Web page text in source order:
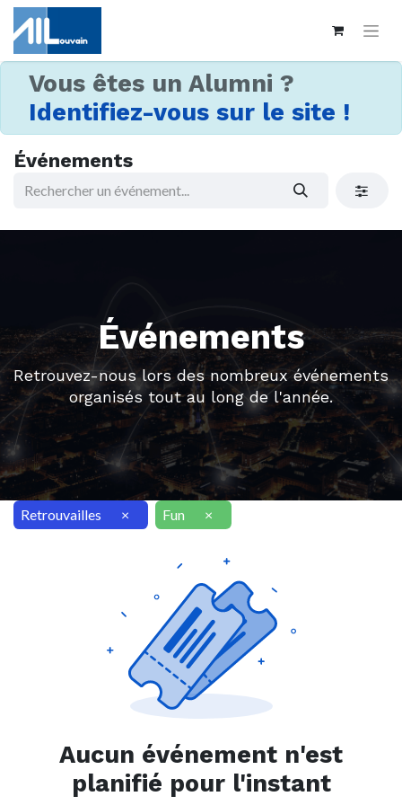
Vous êtes un Alumni ?
Identifiez-vous sur le site !
Événements
Événements
Retrouvez-nous lors des nombreux événements
organisés tout au long de l'année.
Retrouvailles × Fun ×
Aucun événement n'est
planifié pour l'instant